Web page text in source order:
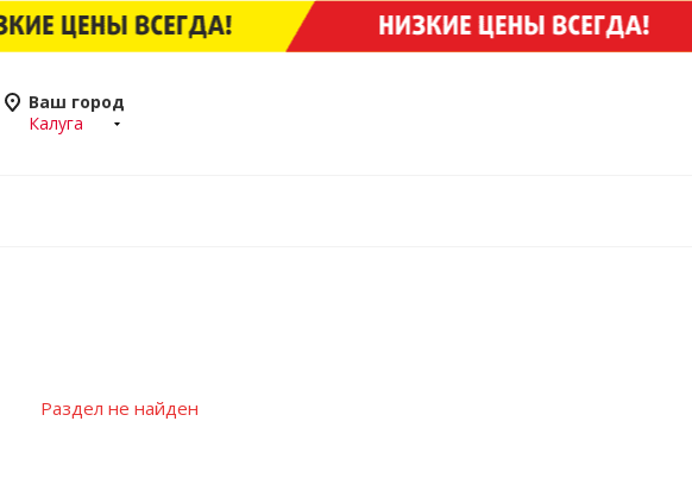
Ваш город
Калуга
Раздел не найден